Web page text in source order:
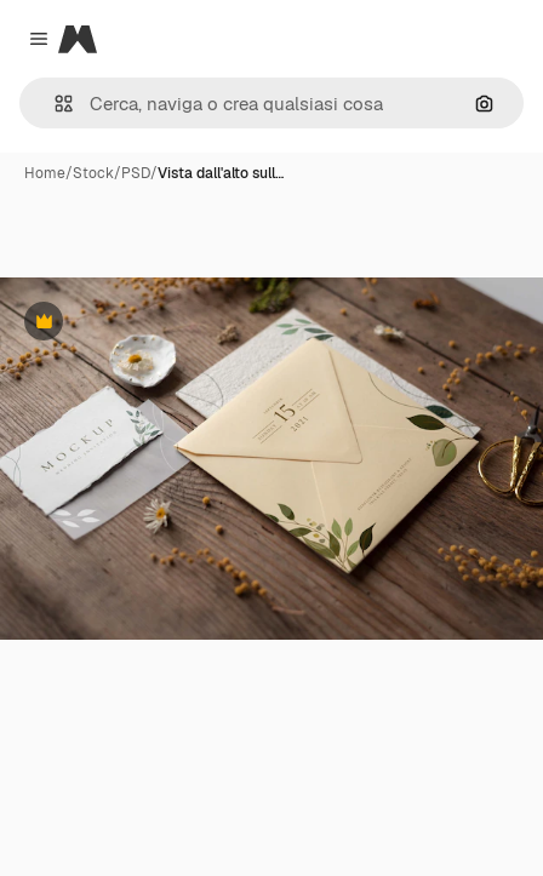
Close menu
Magnific
Cerca
Home/Stock/PSD/Vista dall'alto sull…
Premium